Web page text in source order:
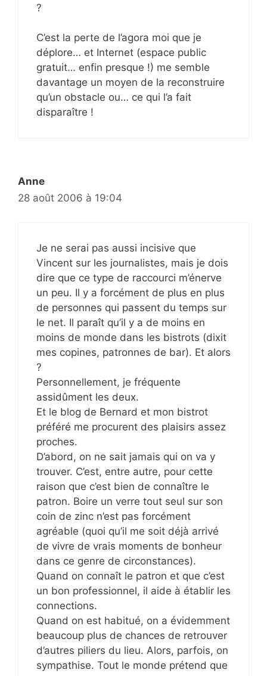
?
C’est la perte de l’agora moi que je
déplore… et Internet (espace public
gratuit… enfin presque !) me semble
davantage un moyen de la reconstruire
qu’un obstacle ou… ce qui l’a fait
disparaître !
Anne
28 août 2006 à 19:04
Je ne serai pas aussi incisive que
Vincent sur les journalistes, mais je dois
dire que ce type de raccourci m’énerve
un peu. Il y a forcément de plus en plus
de personnes qui passent du temps sur
le net. Il paraît qu’il y a de moins en
moins de monde dans les bistrots (dixit
mes copines, patronnes de bar). Et alors
?
Personnellement, je fréquente
assidûment les deux.
Et le blog de Bernard et mon bistrot
préféré me procurent des plaisirs assez
proches.
D’abord, on ne sait jamais qui on va y
trouver. C’est, entre autre, pour cette
raison que c’est bien de connaître le
patron. Boire un verre tout seul sur son
coin de zinc n’est pas forcément
agréable (quoi qu’il me soit déjà arrivé
de vivre de vrais moments de bonheur
dans ce genre de circonstances).
Quand on connaît le patron et que c’est
un bon professionnel, il aide à établir les
connections.
Quand on est habitué, on a évidemment
beaucoup plus de chances de retrouver
d’autres piliers du lieu. Alors, parfois, on
sympathise. Tout le monde prétend que